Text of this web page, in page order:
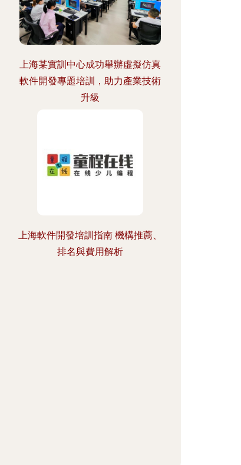
上海某實訓中心成功舉辦虛擬仿真
軟件開發專題培訓，助力產業技術
升級
上海軟件開發培訓指南 機構推薦、
排名與費用解析